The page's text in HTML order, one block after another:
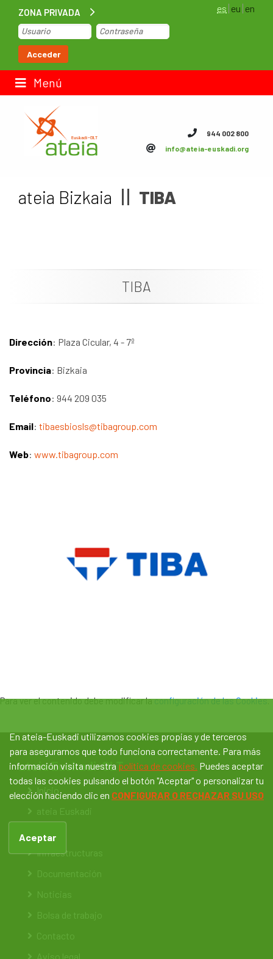
ZONA PRIVADA
Acceder
es eu en
Menú
Inicio
Bolsa de trabajo
Contacto
Documentación
944 002 800
info@ateia-euskadi.org
ateia Bizkaia TIBA
TIBA
Dirección: Plaza Cicular, 4 - 7º
Provincia: Bizkaia
Teléfono: 944 209 035
Email: tibaesbiosls@tibagroup.com
Web: www.tibagroup.com
Para ver el contenido debe modificar laconfiguración de las Cookies.
ateia Euskadi-OLT
Inicio
ateia Euskadi
Infraestructuras
Documentación
Noticias
Bolsa de trabajo
Contacto
Aviso legal
En ateia-Euskadi utilizamos cookies propias y de terceros
para asegurarnos que todo funciona correctamente. Para más
información visita nuestra política de cookies. Puedes aceptar
todas las cookies pulsando el botón "Aceptar" o personalizar tu
elección haciendo clic en CONFIGURAR O RECHAZAR SU USO
Aceptar